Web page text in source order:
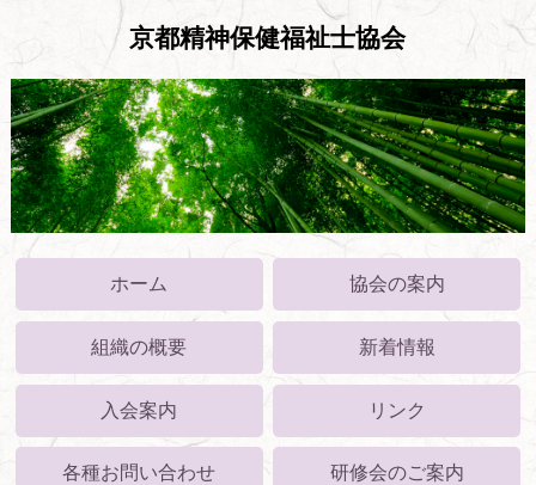
京都精神保健福祉士協会
ホーム 協会の案内
組織の概要 新着情報
入会案内 リンク
各種お問い合わせ 研修会のご案内